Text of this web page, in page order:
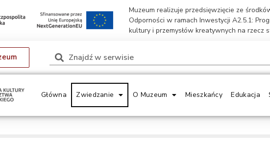
Muzeum realizuje przedsięwzięcie ze
Odporności w ramach Inwestycji A2.5.1:
kultury i przemysłów kreatywnych na rzecz
Główna Zwiedzanie O Muzeum Mieszkańcy Edukacja